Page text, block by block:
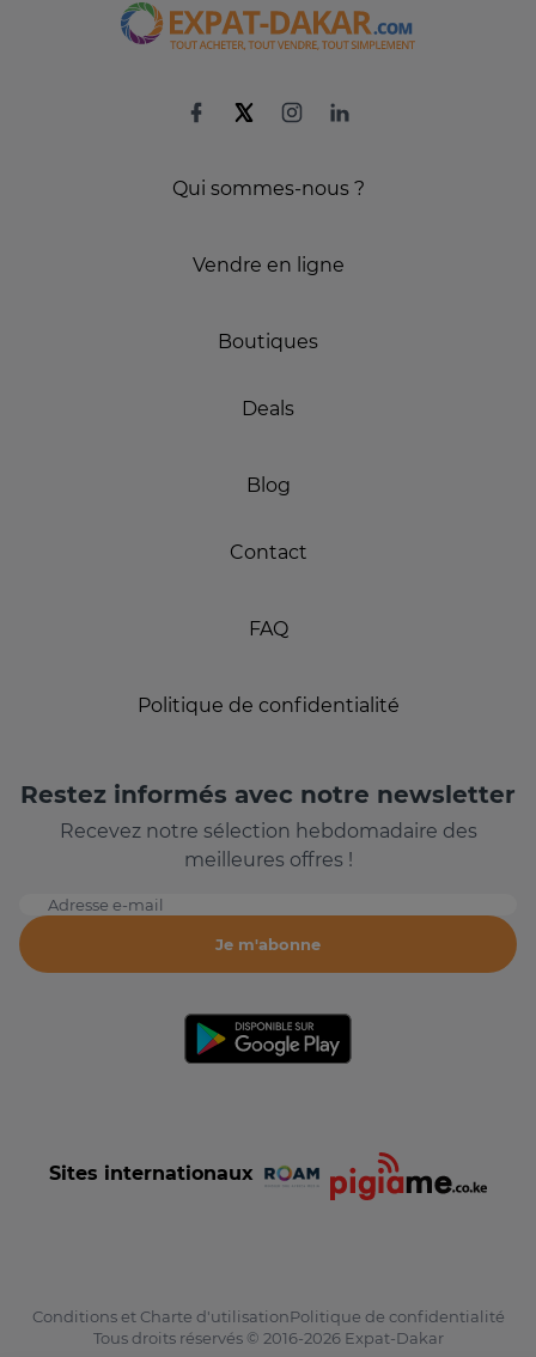
Qui sommes-nous ?
Vendre en ligne
Boutiques
Deals
Blog
Contact
FAQ
Politique de confidentialité
Restez informés avec notre newsletter
Recevez notre sélection hebdomadaire des
meilleures offres !
Adresse e-mail
Je m'abonne
Sites internationaux
Conditions et Charte d'utilisationPolitique de confidentialité
Tous droits réservés © 2016-2026 Expat-Dakar